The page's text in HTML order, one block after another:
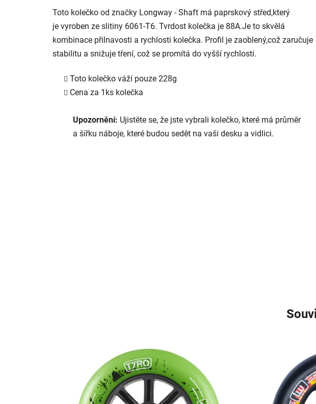
Toto kolečko od značky Longway - Shaft má paprskový střed,který
je vyroben ze slitiny 6061-T6. Tvrdost kolečka je 88A.Je to skvělá
kombinace přilnavosti a rychlosti kolečka. Profil je zaoblený,což zaručuje
stabilitu a snižuje tření, což se promítá do vyšší rychlosti.
Toto kolečko váží pouze 228g
Cena za 1ks kolečka
Upozornění: Ujistěte se, že jste vybrali kolečko, které má průměr
a šířku náboje, které budou sedět na vaši desku a vidlici.